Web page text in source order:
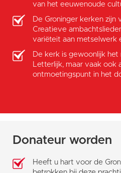
van het eeuwenoude
De Groninger kerken
Creatieve
variëteit aan metselwerk
De kerk is gewoonlijk
Letterlijk, maar vaak ook
ontmoetingspunt in het
Donateur worden
Heeft u hart voor de